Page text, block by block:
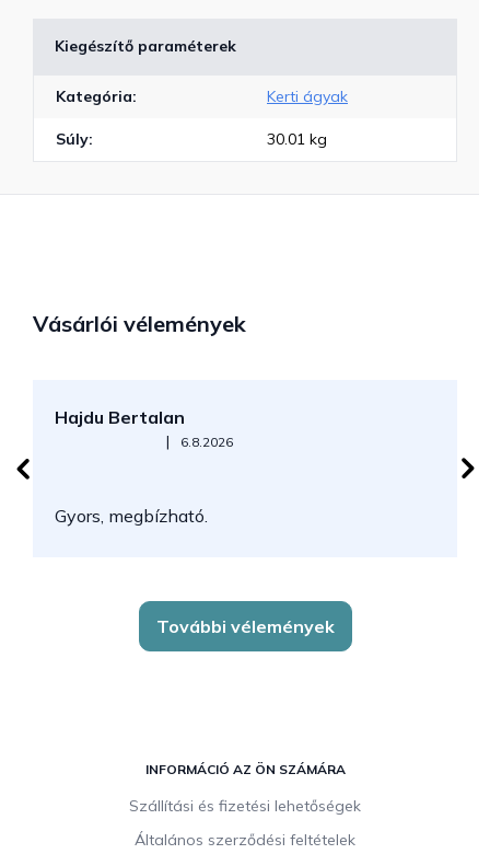
Kiegészítő paraméterek
Kategória: Kerti ágyak
Súly: 30.01 kg
Vásárlói vélemények
Hajdu Bertalan
Az áruház értékelése 5-ből 5 csillag.
| 6.8.2026
Gyors, megbízható.
További vélemények
INFORMÁCIÓ AZ ÖN SZÁMÁRA
Szállítási és fizetési lehetőségek
Általános szerződési feltételek